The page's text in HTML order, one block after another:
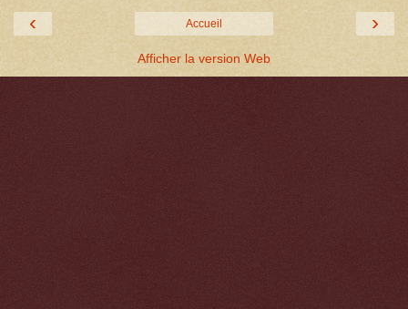
‹ ›
Accueil
Afficher la version Web